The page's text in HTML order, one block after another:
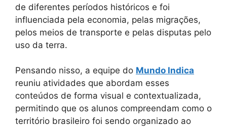
de diferentes períodos históricos e foi
influenciada pela economia, pelas migrações,
pelos meios de transporte e pelas disputas pelo
uso da terra.
Pensando nisso, a equipe do Mundo Indica
reuniu atividades que abordam esses
conteúdos de forma visual e contextualizada,
permitindo que os alunos compreendam como o
território brasileiro foi sendo organizado ao